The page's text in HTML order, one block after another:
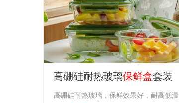
高硼硅耐热玻璃保鲜盒套装
高硼硅耐热玻璃，保鲜效果好，耐高低